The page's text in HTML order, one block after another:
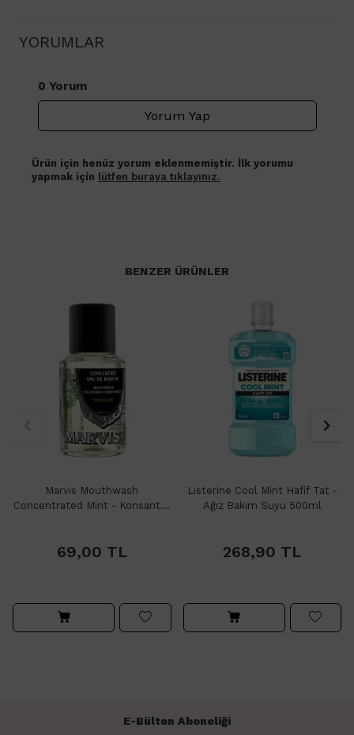
YORUMLAR
0 Yorum
Yorum Yap
Ürün için henüz yorum eklenmemiştir. İlk yorumu
yapmak için lütfen buraya tıklayınız.
BENZER ÜRÜNLER
Marvis Mouthwash
Concentrated Mint - Konsantre
69,00 TL
Listerine Cool Mint Hafif Tat -
Ağız Bakım Suyu 500ml
268,90 TL
E-Bülten Aboneliği